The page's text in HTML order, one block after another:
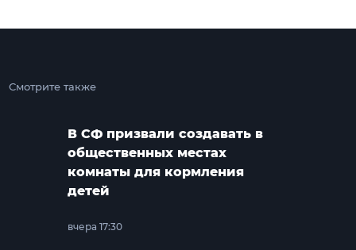
Смотрите также
В СФ призвали создавать в
общественных местах
комнаты для кормления
детей
вчера 17:30